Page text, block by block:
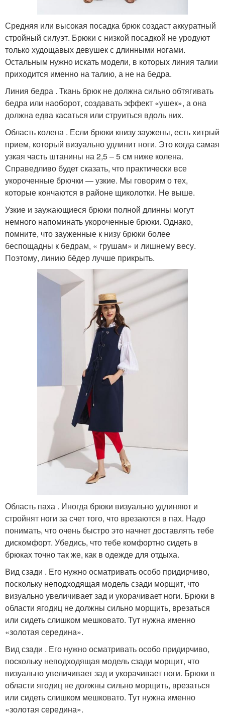
Средняя или высокая посадка брюк создаст аккуратный
стройный силуэт. Брюки с низкой посадкой не уродуют
только худощавых девушек с длинными ногами.
Остальным нужно искать модели, в которых линия талии
приходится именно на талию, а не на бедра.
Линия бедра . Ткань брюк не должна сильно обтягивать
бедра или наоборот, создавать эффект «ушек», а она
должна едва касаться или струиться вдоль них.
Область колена . Если брюки книзу заужены, есть хитрый
прием, который визуально удлинит ноги. Это когда самая
узкая часть штанины на 2,5 – 5 см ниже колена.
Справедливо будет сказать, что практически все
укороченные брючки — узкие. Мы говорим о тех,
которые кончаются в районе щиколотки. Не выше.
Узкие и заужающиеся брюки полной длинны могут
немного напоминать укороченные брюки. Однако,
помните, что зауженные к низу брюки более
беспощадны к бедрам, « грушам» и лишнему весу.
Поэтому, линию бёдер лучше прикрыть.
Область паха . Иногда брюки визуально удлиняют и
стройнят ноги за счет того, что врезаются в пах. Надо
понимать, что очень быстро это начнет доставлять тебе
дискомфорт. Убедись, что тебе комфортно сидеть в
брюках точно так же, как в одежде для отдыха.
Вид сзади . Его нужно осматривать особо придирчиво,
поскольку неподходящая модель сзади морщит, что
визуально увеличивает зад и укорачивает ноги. Брюки в
области ягодиц не должны сильно морщить, врезаться
или сидеть слишком мешковато. Тут нужна именно
«золотая середина».
Вид сзади . Его нужно осматривать особо придирчиво,
поскольку неподходящая модель сзади морщит, что
визуально увеличивает зад и укорачивает ноги. Брюки в
области ягодиц не должны сильно морщить, врезаться
или сидеть слишком мешковато. Тут нужна именно
«золотая середина».